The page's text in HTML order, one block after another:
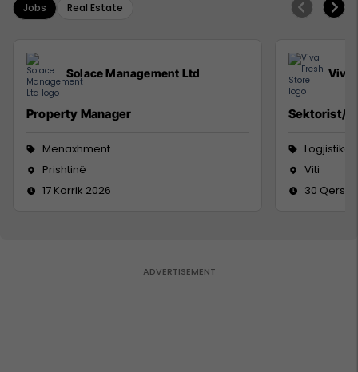
Jobs Real Estate
Solace Management Ltd
Property Manager
Menaxhment
Prishtinë
17 Korrik 2026
Viva
Sektorist/e
Logjistikë
Viti
30